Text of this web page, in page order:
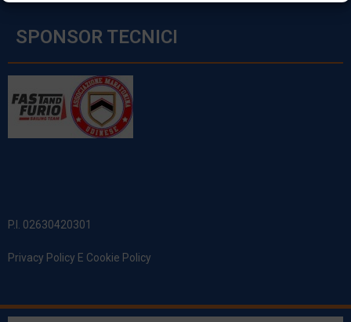
SPONSOR TECNICI
P.I. 02630420301
Privacy Policy E Cookie Policy